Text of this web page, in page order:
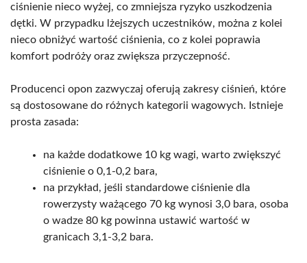
ciśnienie nieco wyżej, co zmniejsza ryzyko uszkodzenia
dętki. W przypadku lżejszych uczestników, można z kolei
nieco obniżyć wartość ciśnienia, co z kolei poprawia
komfort podróży oraz zwiększa przyczepność.
Producenci opon zazwyczaj oferują zakresy ciśnień, które
są dostosowane do różnych kategorii wagowych. Istnieje
prosta zasada:
na każde dodatkowe 10 kg wagi, warto zwiększyć
ciśnienie o 0,1-0,2 bara,
na przykład, jeśli standardowe ciśnienie dla
rowerzysty ważącego 70 kg wynosi 3,0 bara, osoba
o wadze 80 kg powinna ustawić wartość w
granicach 3,1-3,2 bara.